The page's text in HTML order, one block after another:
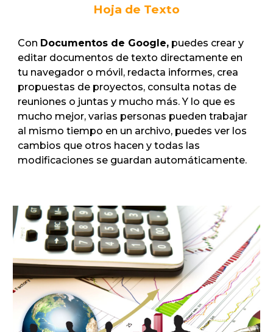
Hoja de Texto
Con Documentos de Google, puedes crear y
editar documentos de texto directamente en
tu navegador o móvil, redacta informes, crea
propuestas de proyectos, consulta notas de
reuniones o juntas y mucho más. Y lo que es
mucho mejor, varias personas pueden trabajar
al mismo tiempo en un archivo, puedes ver los
cambios que otros hacen y todas las
modificaciones se guardan automáticamente.